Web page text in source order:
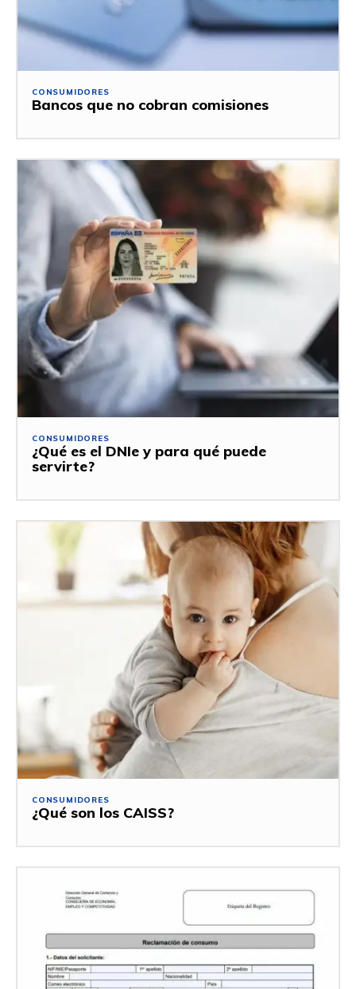
CONSUMIDORES
Bancos que no cobran comisiones
CONSUMIDORES
¿Qué es el DNIe y para qué puede
servirte?
CONSUMIDORES
¿Qué son los CAISS?